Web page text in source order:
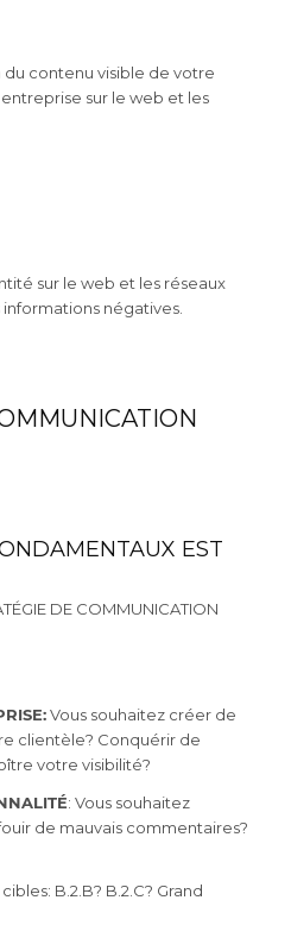
contenu visible de votre
sur le web et les
sur le web et les réseaux
négatives.
EST
DE COMMUNICATION
Vous souhaitez créer de
clientèle? Conquérir de
votre visibilité?
: Vous souhaitez
de mauvais commentaires?
B.2.B? B.2.C? Grand